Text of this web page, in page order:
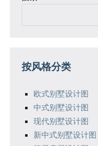
按风格分类
欧式别墅设计图
中式别墅设计图
现代别墅设计图
新中式别墅设计图